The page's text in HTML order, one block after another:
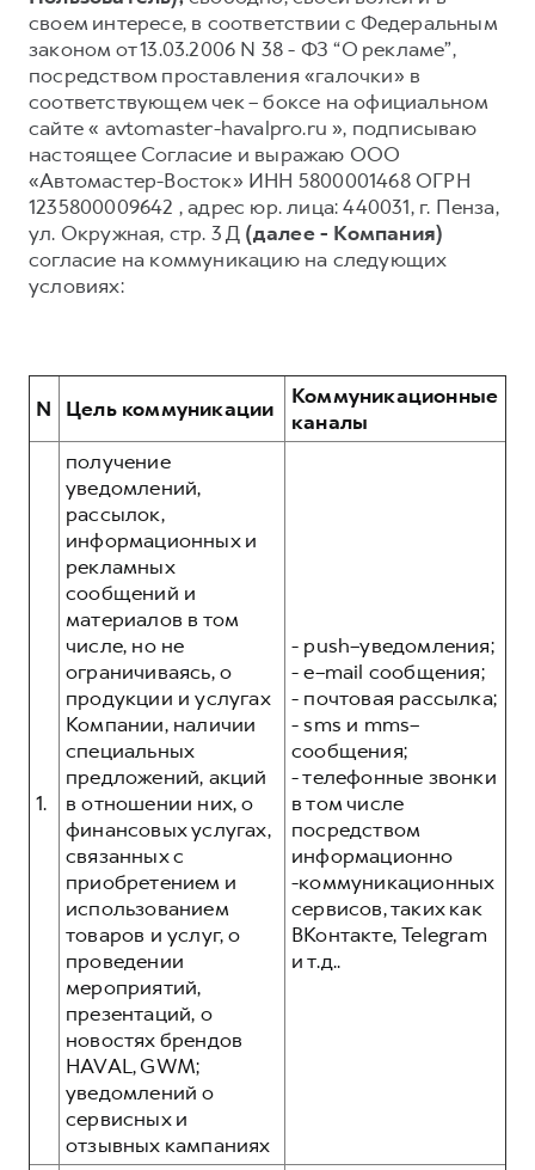
H7
от 3 799 000 ₽
H9
от 4 799 000 ₽
Тест-драйв
Трейд-ин
КРЕДИТ И СТРАХОВАНИЕ
Кредитный калькулятор
Страхование
Кредит
Корпоративным клиентам
Крупным корпоративным клиентам
Система управления автопарком
Сервис для корпоративных клиентов
HAVAL Лизинг
АКСЕССУАРЫ HAVAL
Автомобильные аксессуары
Коллекция PRO
Коллекция Базовая
Коллекция Детская
СЕРВИСНОЕ ОБСЛУЖИВАНИЕ
Нулевое ТО
Программа «Помощь на дороге»
Регламенты технического обслуживания
Электронный ПТС
ПОДДЕРЖКА
Мобильное приложение GWM
Программа «HAVAL Защита+»
Руководства по эксплуатации
Подписки
АКСЕССУАРЫ HAVAL
Автомобильные аксессуары
Коллекция PRO
Коллекция Базовая
Коллекция Детская
Наша команда
Контакты
своем интересе, в соответствии с Федеральным
законом от 13.03.2006 N 38 - ФЗ “О рекламе”,
посредством проставления «галочки» в
соответствующем чек – боксе на официальном
сайте « avtomaster-havalpro.ru », подписываю
настоящее Согласие и выражаю ООО
«Автомастер-Восток» ИНН 5800001468 ОГРН
1235800009642 , адрес юр. лица: 440031, г. Пенза,
ул. Окружная, стр. 3 Д (далее - Компания)
согласие на коммуникацию на следующих
условиях:
N Цель коммуникации
Коммуникационные
каналы
1.
получение
уведомлений,
рассылок,
информационных и
рекламных
сообщений и
материалов в том
числе, но не
ограничиваясь, о
продукции и услугах
Компании, наличии
специальных
предложений, акций
в отношении них, о
финансовых услугах,
связанных с
приобретением и
использованием
товаров и услуг, о
проведении
мероприятий,
презентаций, о
новостях брендов
HAVAL, GWM;
уведомлений о
сервисных и
отзывных кампаниях
- push–уведомления;
- e–mail сообщения;
- почтовая рассылка;
- sms и mms–
сообщения;
- телефонные звонки
в том числе
посредством
информационно
-коммуникационных
сервисов, таких как
ВКонтакте, Telegram
и т.д..